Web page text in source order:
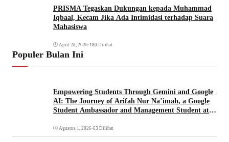
PRISMA Tegaskan Dukungan kepada Muhammad
Iqbaal, Kecam Jika Ada Intimidasi terhadap Suara
Mahasiswa
April 28, 2026•180 Dilihat
Populer Bulan Ini
Empowering Students Through Gemini and Google
AI: The Journey of Arifah Nur Na’imah, a Google
Student Ambassador and Management Student at
Agustus 1, 2026•63 Dilihat